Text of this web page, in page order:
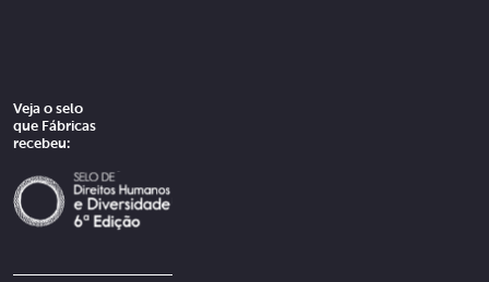
Veja o selo
que Fábricas
recebeu: